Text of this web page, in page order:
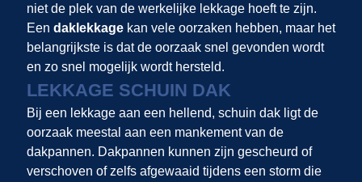
niet de plek van de werkelijke lekkage hoeft te zijn.
Een daklekkagekan vele oorzaken hebben, maar het
belangrijkste is dat de oorzaak snel gevonden wordt
en zo snel mogelijk wordt hersteld.
LEKKAGE SCHUIN DAK
Bij een lekkage aan een hellend, schuin dak ligt de
oorzaak meestal aan een mankement van de
dakpannen. Dakpannen kunnen zijn gescheurd of
verschoven of zelfs afgewaaid tijdens een storm die